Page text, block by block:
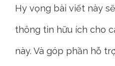
Hy vọng bài viết này
thông tin hữu ích cho
này. Và góp phần hỗ